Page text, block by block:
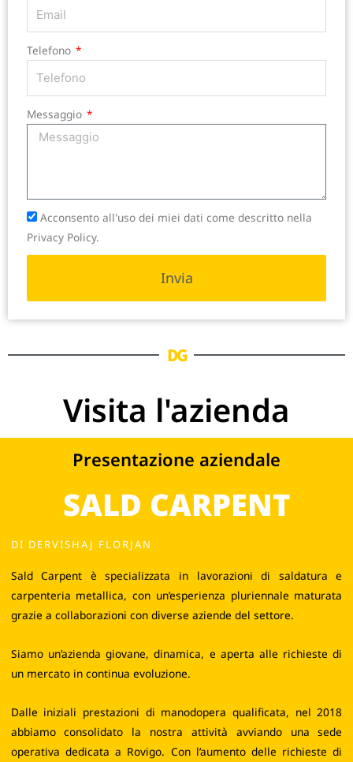
Telefono
Messaggio
Acconsento all'uso dei miei dati come descritto nella
Privacy Policy.
Invia
DG
Visita l'azienda
Presentazione aziendale
SALD CARPENT
DI DERVISHAJ FLORJAN
Sald Carpent è specializzata in lavorazioni di saldatura e
carpenteria metallica, con un’esperienza pluriennale maturata
grazie a collaborazioni con diverse aziende del settore.
Siamo un’azienda giovane, dinamica, e aperta alle richieste di
un mercato in continua evoluzione.
Dalle iniziali prestazioni di manodopera qualificata, nel 2018
abbiamo consolidato la nostra attività avviando una sede
operativa dedicata a Rovigo. Con l’aumento delle richieste di